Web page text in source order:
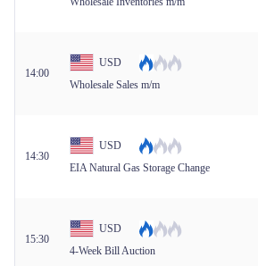
14:00
USD
Wholesale Sales m/m
14:30
USD
EIA Natural Gas Storage Change
15:30
USD
4-Week Bill Auction